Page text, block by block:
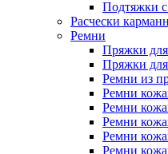
Подтяжки
Расчески
Ремни
Пряжки
Пряжки
Ремни из
Ремни
Ремни
Ремни
Ремни
Ремни